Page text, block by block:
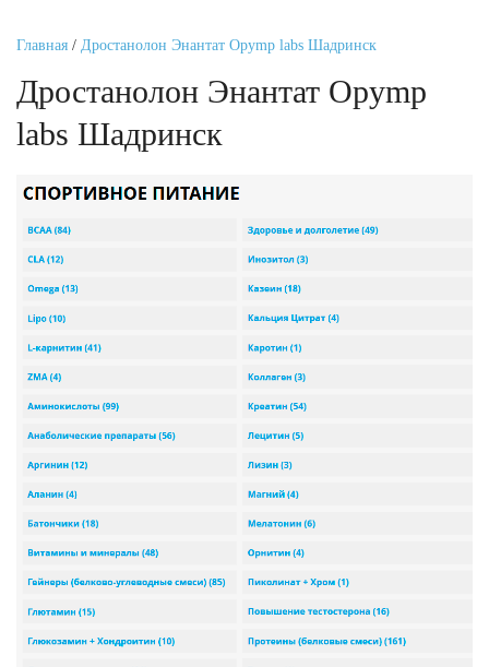
Главная / Дростанолон Энантат Opymp labs Шадринск
Дростанолон Энантат Opymp
labs Шадринск